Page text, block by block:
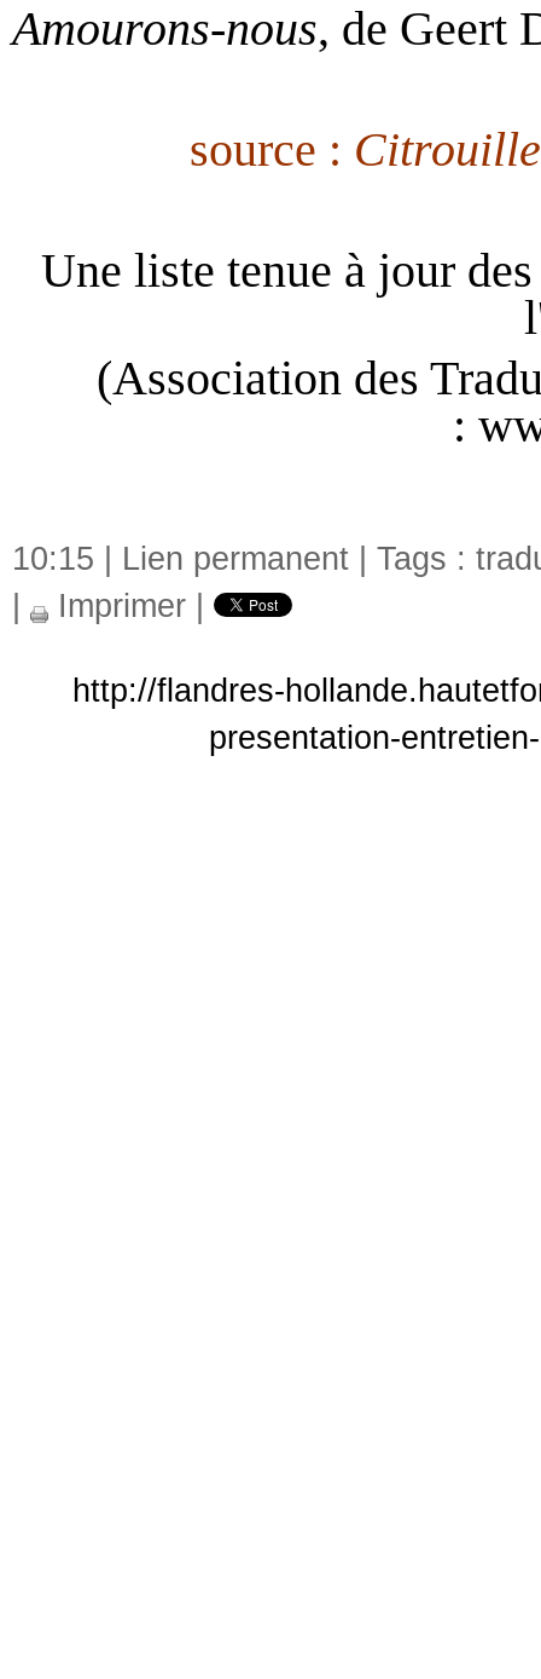
Amourons-nous, de Geert
source : Citrouille
Une liste tenue à jour
(Association des
:
10:15 | Lien permanent | Tags :
Imprimer
http://flandres-
presentation-